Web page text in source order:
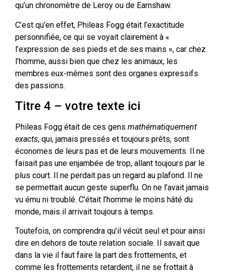
qu’un chronomètre de Leroy ou de Earnshaw.
C’est qu’en effet, Phileas Fogg était l’exactitude
personnifiée, ce qui se voyait clairement à «
l’expression de ses pieds et de ses mains », car chez
l’homme, aussi bien que chez les animaux, les
membres eux-mêmes sont des organes expressifs
des passions.
Titre 4 – votre texte ici
Phileas Fogg était de ces gens mathématiquement
exacts, qui, jamais pressés et toujours prêts, sont
économes de leurs pas et de leurs mouvements. Il ne
faisait pas une enjambée de trop, allant toujours par le
plus court. Il ne perdait pas un regard au plafond. Il ne
se permettait aucun geste superflu. On ne l’avait jamais
vu ému ni troublé. C’était l’homme le moins hâté du
monde, mais il arrivait toujours à temps.
Toutefois, on comprendra qu’il vécût seul et pour ainsi
dire en dehors de toute relation sociale. Il savait que
dans la vie il faut faire la part des frottements, et
comme les frottements retardent, il ne se frottait à